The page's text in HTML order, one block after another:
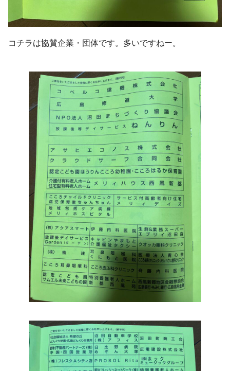
コチラは協賛企業・団体です。多いですねー。